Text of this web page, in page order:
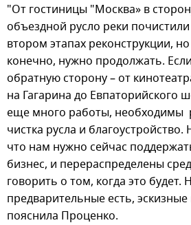
"От гостиницы "Москва» в
объездной русло реки
втором этапах реконструкции,
конечно, нужно продолжать.
обратную сторону – от
на Гагарина до Евпаторийского
еще много работы, необходимы
чистка русла и благоустройство.
что нам нужно сейчас
бизнес, и перераспределены
говорить о том, когда это будет.
предварительные есть,
пояснила Проценко.